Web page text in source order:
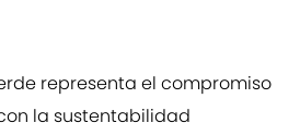
representa el compromiso
la sustentabilidad